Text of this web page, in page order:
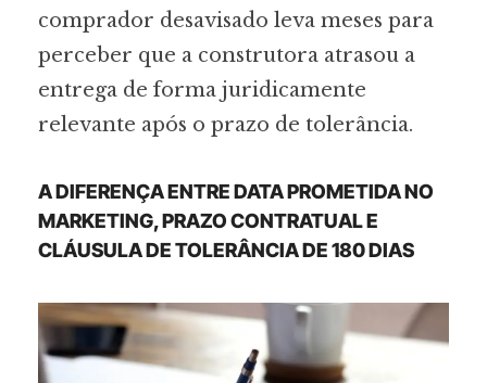
comprador desavisado leva meses para
perceber que a construtora atrasou a
entrega de forma juridicamente
relevante após o prazo de tolerância.
A DIFERENÇA ENTRE DATA PROMETIDA NO
MARKETING, PRAZO CONTRATUAL E
CLÁUSULA DE TOLERÂNCIA DE 180 DIAS